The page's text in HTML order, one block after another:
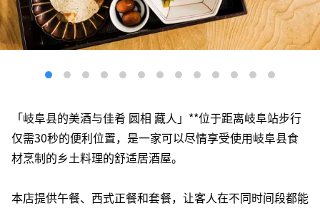
「岐阜县的美酒与佳肴 圆相 藏人」**位于距离岐阜站步行
仅需30秒的便利位置，是一家可以尽情享受使用岐阜县食
材烹制的乡土料理的舒适居酒屋。
本店提供午餐、西式正餐和套餐，让客人在不同时间段都能